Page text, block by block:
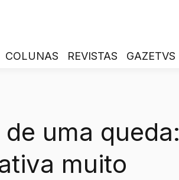
COLUNAS REVISTAS GAZETVS
uma queda:
muito